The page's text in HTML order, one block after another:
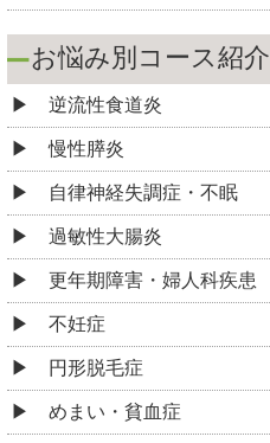
お悩み別コース紹介
逆流性食道炎
慢性膵炎
自律神経失調症・不眠
過敏性大腸炎
更年期障害・婦人科疾患
不妊症
円形脱毛症
めまい・貧血症